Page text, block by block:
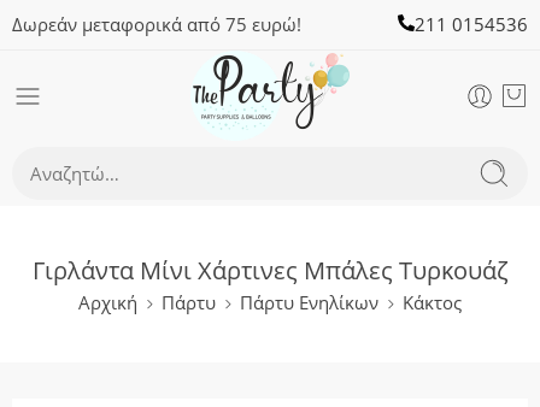
Δωρεάν μεταφορικά από 75 ευρώ! 211 0154536
Γιρλάντα Μίνι Χάρτινες Μπάλες Τυρκουάζ
Αρχική Πάρτυ Πάρτυ Ενηλίκων Κάκτος